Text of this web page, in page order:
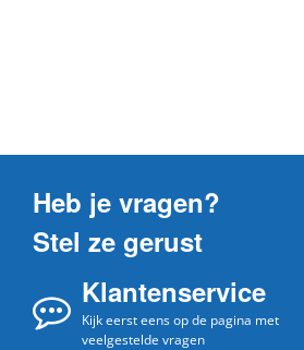
Heb je vragen?
Stel ze gerust
Klantenservice
Kijk eerst eens op de pagina met
veelgestelde vragen